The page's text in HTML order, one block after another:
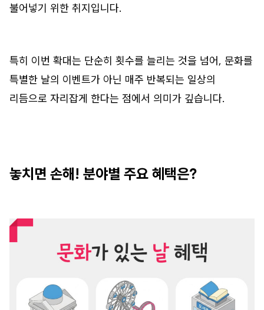
불어넣기 위한 취지입니다.
특히 이번 확대는 단순히 횟수를 늘리는 것을 넘어, 문화를
특별한 날의 이벤트가 아닌 매주 반복되는 일상의
리듬으로 자리잡게 한다는 점에서 의미가 깊습니다.
놓치면 손해! 분야별 주요 혜택은?